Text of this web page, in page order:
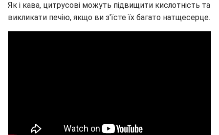
Як і кава, цитрусові можуть підвищити кислотність та
викликати печію, якщо ви з'їсте їх багато натщесерце.